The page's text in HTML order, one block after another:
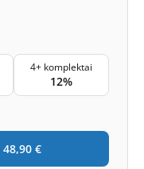
4+ komplektai
12%
48,90 €